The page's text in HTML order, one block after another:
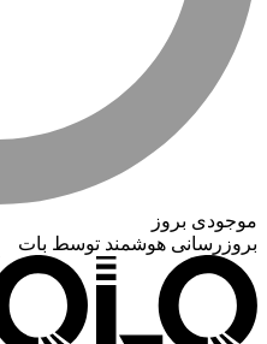
موجودی بروز
بروزرسانی هوشمند توسط بات